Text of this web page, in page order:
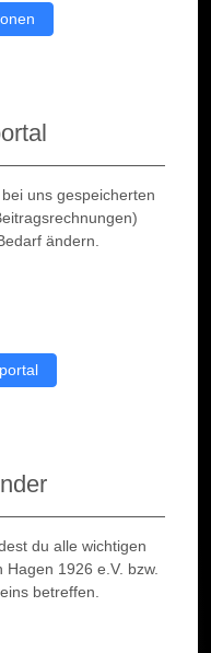
uns gespeicherten
ändern.
du alle wichtigen
1926 e.V. bzw.
betreffen.